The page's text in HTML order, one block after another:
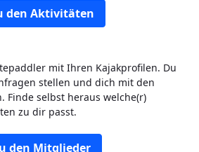
den Aktivitäten
mit Ihren Kajakprofilen. Du
stellen und dich mit den
Finde selbst heraus welche(r)
zu dir passt.
den Mitglieder